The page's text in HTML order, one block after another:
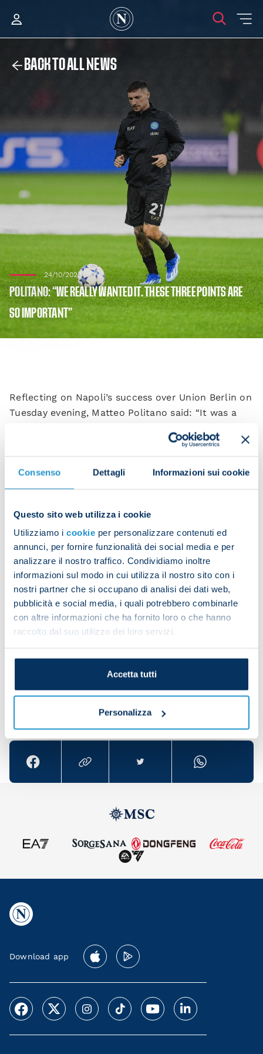
Consenso Dettagli Informazioni sui cookie
Questo sito web utilizza i cookie
Utilizziamo i cookie per personalizzare contenuti ed
annunci, per fornire funzionalità dei social media e per
analizzare il nostro traffico. Condividiamo inoltre
informazioni sul modo in cui utilizza il nostro sito con i
nostri partner che si occupano di analisi dei dati web,
pubblicità e social media, i quali potrebbero combinarle
con altre informazioni che ha fornito loro o che hanno
raccolto dal suo utilizzo dei loro servizi.
Accetta tutti
Personalizza
BACK TO ALL NEWS
24/10/2023
POLITANO: “WE REALLY WANTED IT. THESE THREE POINTS ARE
SO IMPORTANT”
Reflecting on Napoli’s success over Union Berlin on
Tuesday evening, Matteo Politano said: “It was a
“It was a tough match due to the rain and the fact
“It wasn’t easy finding a goal, in part because of
the conditions on the pitch but also because they
didn’t allow us any space in front of goal. In the
second half we were more organised and found the
path to success.
“These three points are so important in this group
stage. Now we need to carry on like this. We’re
Share the article with your friends and support the
Download app